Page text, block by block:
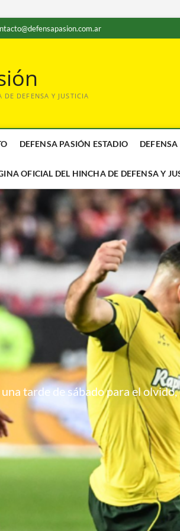
DEFENSA Y JUSTICIA
DEFENSA PASIÓN ESTADIO
OFICIAL DEL HINCHA DE DEFENSA Y
una tarde de sábado para el